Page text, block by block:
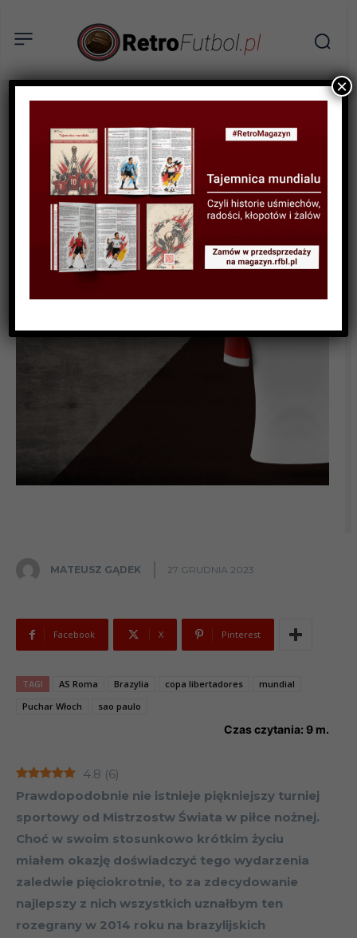
BIOGRAFIE PIŁKARZY
Paulo Roberto Falcão –
Ósmy Król Rzymu
MATEUSZ GĄDEK 27 GRUDNIA 2023
Facebook X Pinterest
TAGI AS Roma Brazylia copa libertadores
mundial
Puchar Włoch
sao paulo
Czas czytania: 9 m.
4.8 (6)
Prawdopodobnie nie istnieje piękniejszy turniej
sportowy od Mistrzostw Świata w piłce nożnej.
Choć w swoim stosunkowo krótkim życiu
miałem okazję doświadczyć tego wydarzenia
zaledwie pięciokrotnie, to za zdecydowanie
najlepszy z nich wszystkich uznałbym ten
rozegrany w 2014 roku na brazylijskich
×